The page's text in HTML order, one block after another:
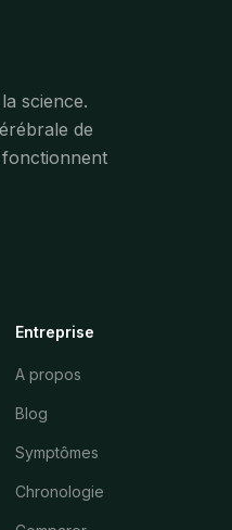
science.
de
Entreprise
A propos
Blog
Symptômes
Chronologie